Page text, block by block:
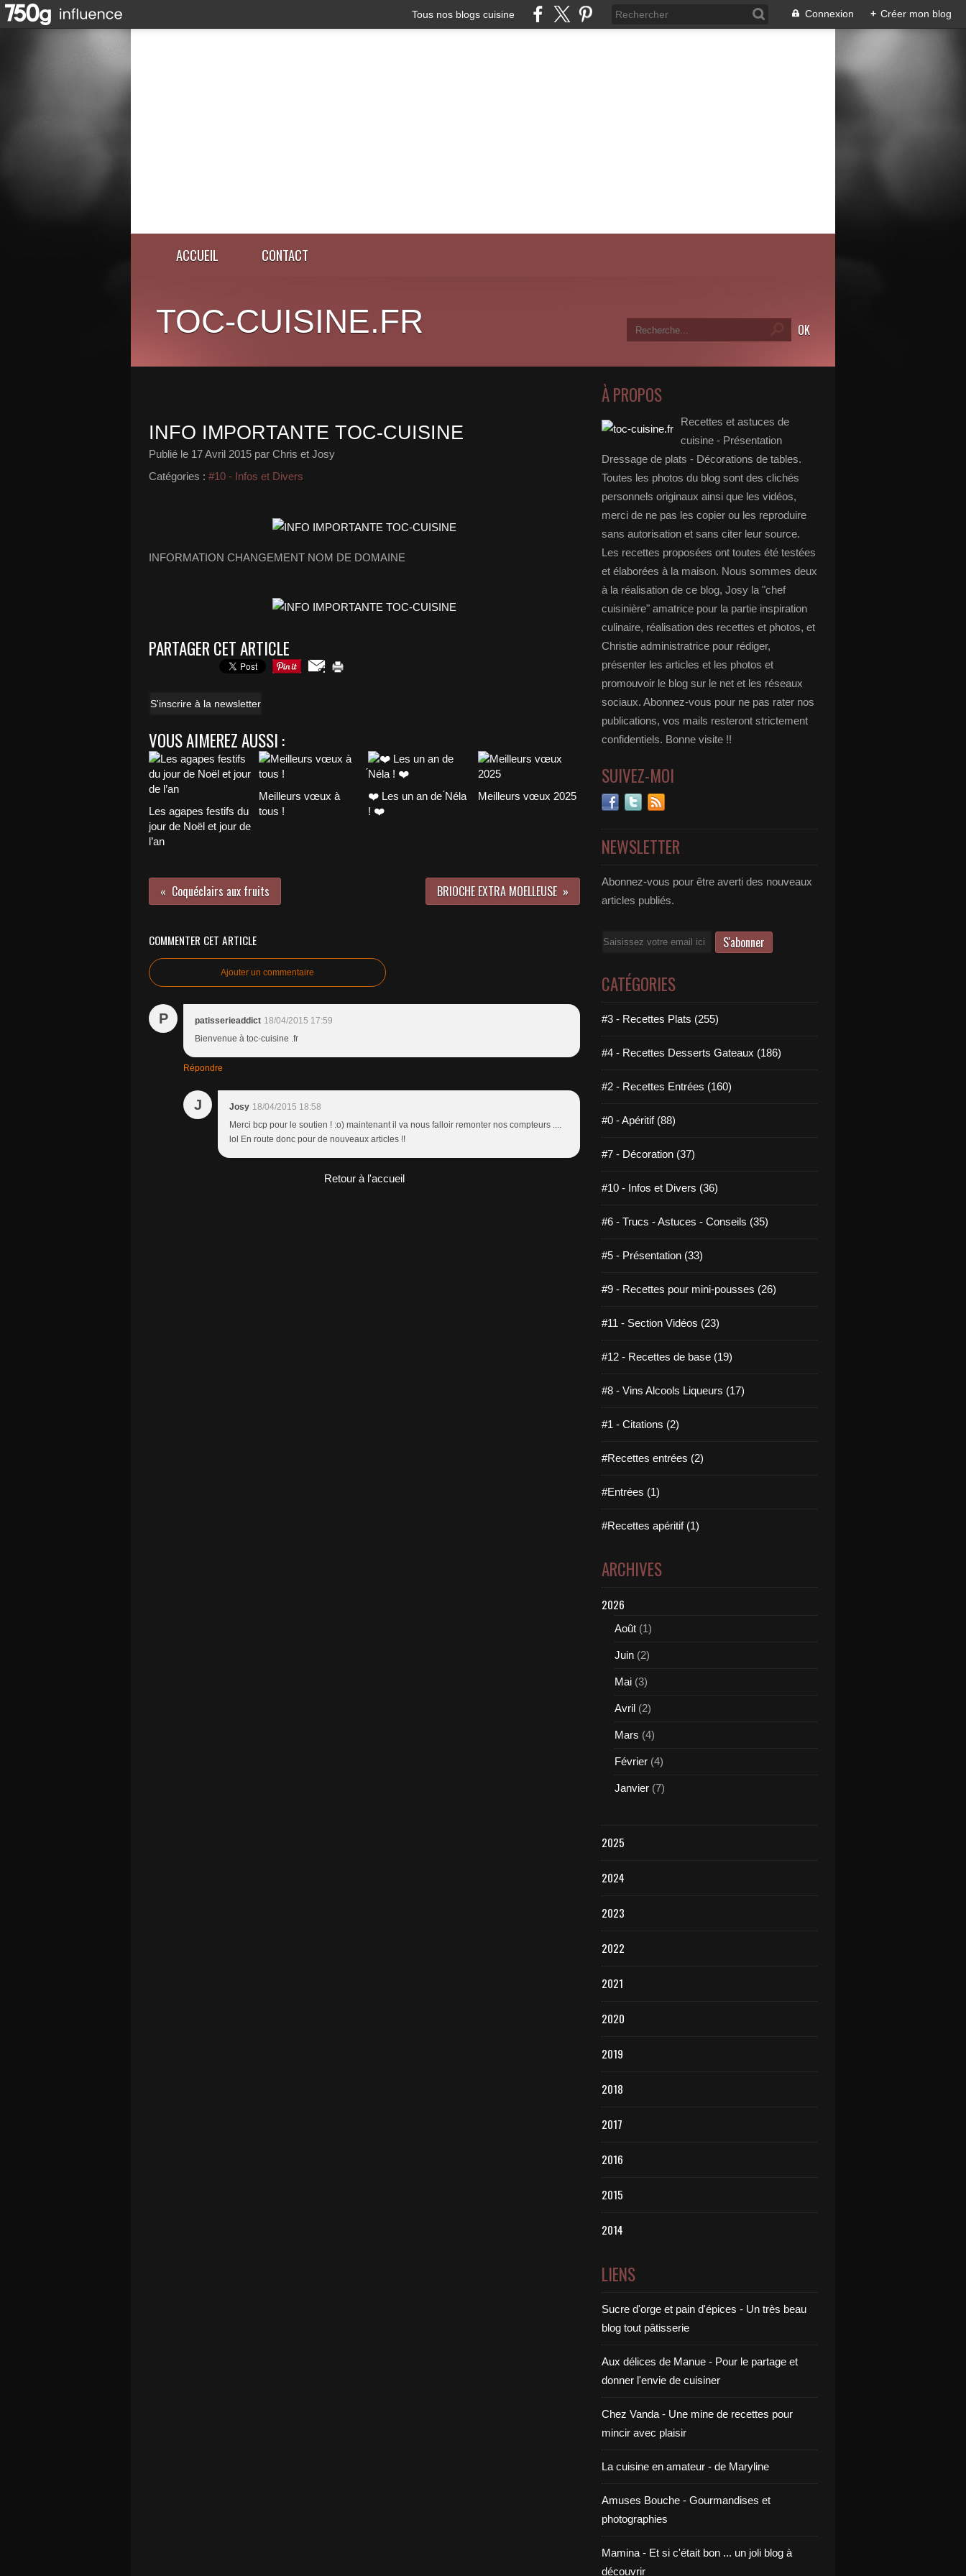
Tous nos blogs cuisine Connexion + Créer mon blog
ACCUEIL CONTACT
TOC-CUISINE.FR
INFO IMPORTANTE TOC-CUISINE
Publié le 17 Avril 2015 par Chris et Josy
Catégories : #10 - Infos et Divers
INFORMATION CHANGEMENT NOM DE DOMAINE
PARTAGER CET ARTICLE
S'inscrire à la newsletter
VOUS AIMEREZ AUSSI :
Les agapes festifs du
jour de Noël et jour de
l’an
Meilleurs vœux à
tous !
❤️ Les un an de ́Néla
! ❤️
Meilleurs vœux 2025
Coquéclairs aux fruits BRIOCHE EXTRA MOELLEUSE
COMMENTER CET ARTICLE
Ajouter un commentaire
P patisserieaddict 18/04/2015 17:59
Bienvenue à toc-cuisine .fr
Répondre
J Josy 18/04/2015 18:58
Merci bcp pour le soutien ! :o) maintenant il va nous falloir remonter nos compteurs ....
lol En route donc pour de nouveaux articles !!
Retour à l'accueil
À PROPOS
Recettes et astuces de
cuisine - Présentation
Dressage de plats - Décorations de tables.
Toutes les photos du blog sont des clichés
personnels originaux ainsi que les vidéos,
merci de ne pas les copier ou les reproduire
sans autorisation et sans citer leur source.
Les recettes proposées ont toutes été testées
et élaborées à la maison. Nous sommes deux
à la réalisation de ce blog, Josy la "chef
cuisinière" amatrice pour la partie inspiration
culinaire, réalisation des recettes et photos, et
Christie administratrice pour rédiger,
présenter les articles et les photos et
promouvoir le blog sur le net et les réseaux
sociaux. Abonnez-vous pour ne pas rater nos
publications, vos mails resteront strictement
confidentiels. Bonne visite !!
SUIVEZ-MOI
NEWSLETTER
Abonnez-vous pour être averti des nouveaux
articles publiés.
Email
CATÉGORIES
#3 - Recettes Plats (255)
#4 - Recettes Desserts Gateaux (186)
#2 - Recettes Entrées (160)
#0 - Apéritif (88)
#7 - Décoration (37)
#10 - Infos et Divers (36)
#6 - Trucs - Astuces - Conseils (35)
#5 - Présentation (33)
#9 - Recettes pour mini-pousses (26)
#11 - Section Vidéos (23)
#12 - Recettes de base (19)
#8 - Vins Alcools Liqueurs (17)
#1 - Citations (2)
#Recettes entrées (2)
#Entrées (1)
#Recettes apéritif (1)
ARCHIVES
2026
Août (1)
Juin (2)
Mai (3)
Avril (2)
Mars (4)
Février (4)
Janvier (7)
2025
2024
2023
2022
2021
2020
2019
2018
2017
2016
2015
2014
LIENS
Sucre d'orge et pain d'épices - Un très beau
blog tout pâtisserie
Aux délices de Manue - Pour le partage et
donner l'envie de cuisiner
Chez Vanda - Une mine de recettes pour
mincir avec plaisir
La cuisine en amateur - de Maryline
Amuses Bouche - Gourmandises et
photographies
Mamina - Et si c'était bon ... un joli blog à
découvrir